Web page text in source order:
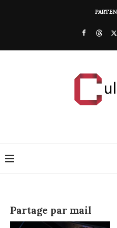
Partage par mail